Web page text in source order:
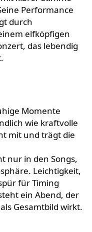
Performance
durch
elfköpfigen
das lebendig
Momente
wie kraftvolle
mit und trägt die
nur in den Songs,
Leichtigkeit,
für Timing
ein Abend, der
Gesamtbild wirkt.